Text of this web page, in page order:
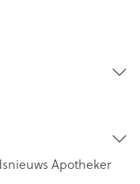
Apotheker